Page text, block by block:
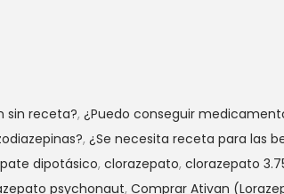
sin receta?, ¿Puedo conseguir
, ¿Se necesita receta para las
dipotásico, clorazepato, clorazepato
psychonaut, Comprar Ativan